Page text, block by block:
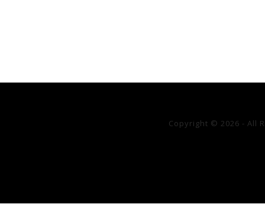
Copyright © 2026 - All